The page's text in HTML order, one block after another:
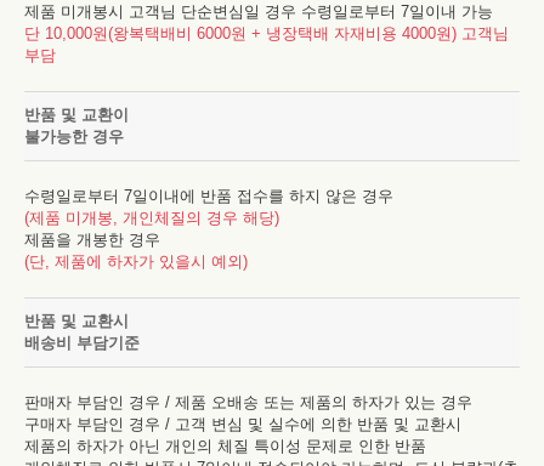
제품 미개봉시 고객님 단순변심일 경우 수령일로부터 7일이내 가능
단 10,000원(왕복택배비 6000원 + 냉장택배 자재비용 4000원) 고객님
부담
반품 및 교환이
불가능한 경우
수령일로부터 7일이내에 반품 접수를 하지 않은 경우
(제품 미개봉, 개인체질의 경우 해당)
제품을 개봉한 경우
(단, 제품에 하자가 있을시 예외)
반품 및 교환시
배송비 부담기준
판매자 부담인 경우 / 제품 오배송 또는 제품의 하자가 있는 경우
구매자 부담인 경우 / 고객 변심 및 실수에 의한 반품 및 교환시
제품의 하자가 아닌 개인의 체질 특이성 문제로 인한 반품